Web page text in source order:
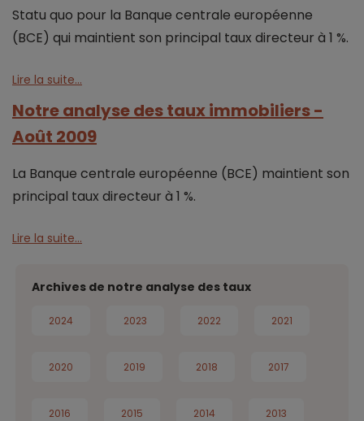
Statu quo pour la Banque centrale européenne
(BCE) qui maintient son principal taux directeur à 1 %.
Lire la suite...
Notre analyse des taux immobiliers -
Août 2009
La Banque centrale européenne (BCE) maintient son
principal taux directeur à 1 %.
Lire la suite...
Archives de notre analyse des taux
2024 2023 2022 2021
2020 2019 2018 2017
2016 2015 2014 2013